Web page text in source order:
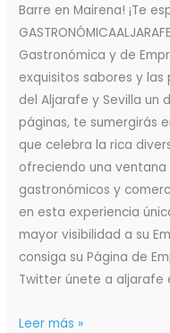
Barre en Mairena! ¡Te
Gastronómica y de
exquisitos sabores y
del Aljarafe y Sevilla un
páginas, te sumergirás
que celebra la rica
ofreciendo una ventana
gastronómicos y
en esta experiencia
mayor visibilidad a su
consiga su Página de
Twitter únete a aljarafe
Leer más »